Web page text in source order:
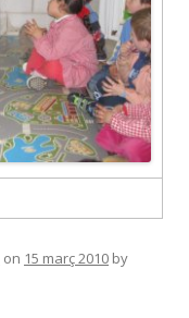
on 15 març 2010 by